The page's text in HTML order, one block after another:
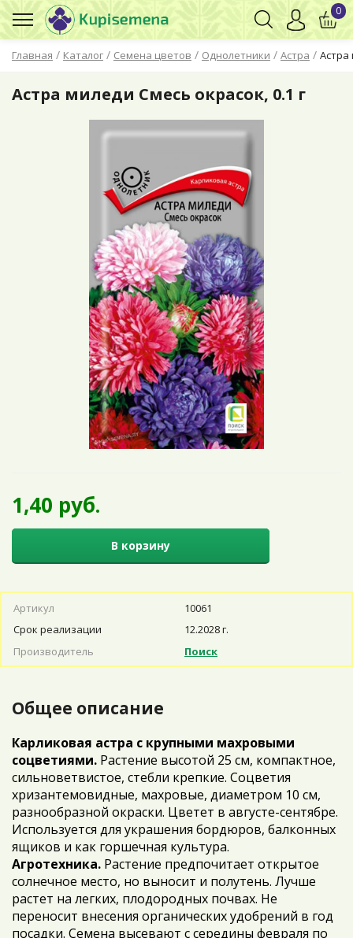
Главная / Каталог / Семена цветов / Однолетники / Астра / Астра
0
Астра миледи Смесь окрасок, 0.1 г
1,40 руб.
В корзину
Артикул
10061
Срок реализации
12.2028 г.
Производитель
Поиск
Общее описание
Карликовая астра с крупными махровыми
соцветиями. Растение высотой 25 см, компактное,
сильноветвистое, стебли крепкие. Соцветия
хризантемовидные, махровые, диаметром 10 см,
разнообразной окраски. Цветет в августе-сентябре.
Используется для украшения бордюров, балконных
ящиков и как горшечная культура.
Агротехника. Растение предпочитает открытое
солнечное место, но выносит и полутень. Лучше
растет на легких, плодородных почвах. Не
переносит внесения органических удобрений в год
посадки. Семена высевают с середины февраля по